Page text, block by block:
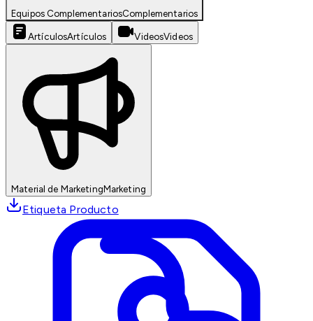
Equipos ComplementariosComplementarios
ArtículosArtículos VideosVideos
Material de MarketingMarketing
Etiqueta Producto